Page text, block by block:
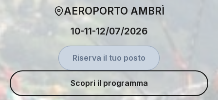
AEROPORTO AMBRÌ
10-11-12/07/2026
Riserva il tuo posto
Scopri il programma